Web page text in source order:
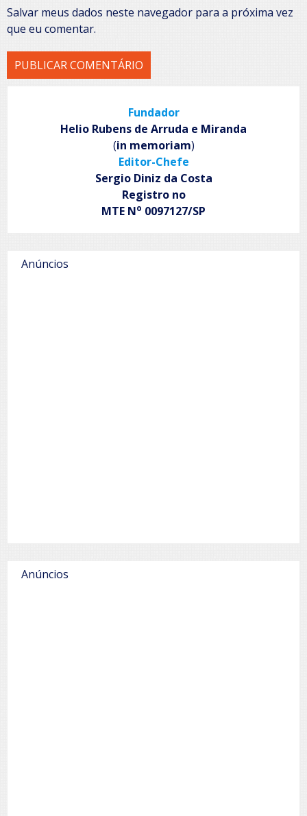
Salvar meus dados neste navegador para a próxima vez
que eu comentar.
Fundador
Helio Rubens de Arruda e Miranda
(in memoriam)
Editor-Chefe
Sergio Diniz da Costa
Registro no
MTE No 0097127/SP
Anúncios
Anúncios